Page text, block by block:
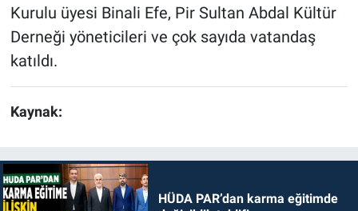
Kurulu üyesi Binali Efe, Pir Sultan Abdal Kültür
Derneği yöneticileri ve çok sayıda vatandaş
katıldı.
Kaynak:
HÜDA PAR’dan karma eğitimde